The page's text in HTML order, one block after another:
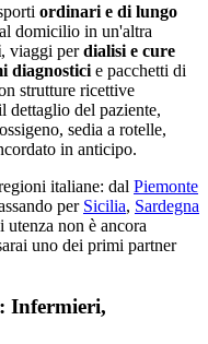
ordinari e di lungo
domicilio in un'altra
, viaggi per dialisi e cure
diagnostici e pacchetti di
strutture ricettive
dettaglio del paziente,
sedia a rotelle,
in anticipo.
italiane: dal Piemonte
per Sicilia, Sardegna
non è ancora
uno dei primi partner
Infermieri,